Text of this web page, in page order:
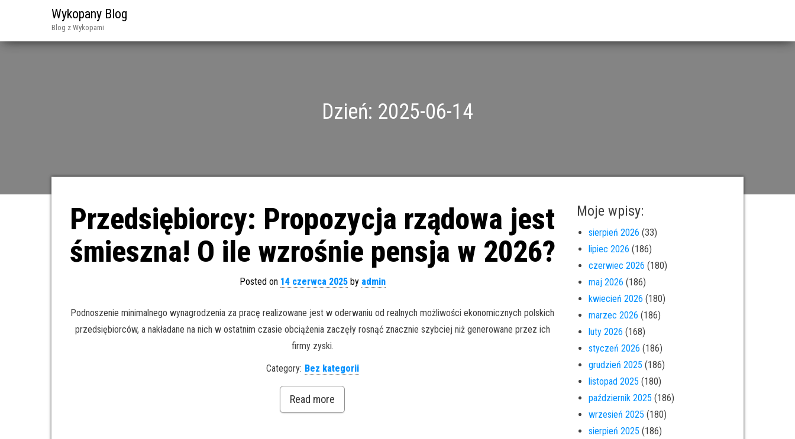
Wykopany Blog
Blog z Wykopami
Dzień: 2025-06-14
Przedsiębiorcy: Propozycja rządowa jest
śmieszna! O ile wzrośnie pensja w 2026?
Posted on 14 czerwca 2025by admin
Podnoszenie minimalnego wynagrodzenia za pracę realizowane jest w oderwaniu od realnych możliwości ekonomicznych polskich
przedsiębiorców, a nakładane na nich w ostatnim czasie obciążenia zaczęły rosnąć znacznie szybciej niż generowane przez ich
firmy zyski.
Category: Bez kategorii
Read more
Moje wpisy:
sierpień 2026 (33)
lipiec 2026 (186)
czerwiec 2026 (180)
maj 2026 (186)
kwiecień 2026 (180)
marzec 2026 (186)
luty 2026 (168)
styczeń 2026 (186)
grudzień 2025 (186)
listopad 2025 (180)
październik 2025 (186)
wrzesień 2025 (180)
sierpień 2025 (186)